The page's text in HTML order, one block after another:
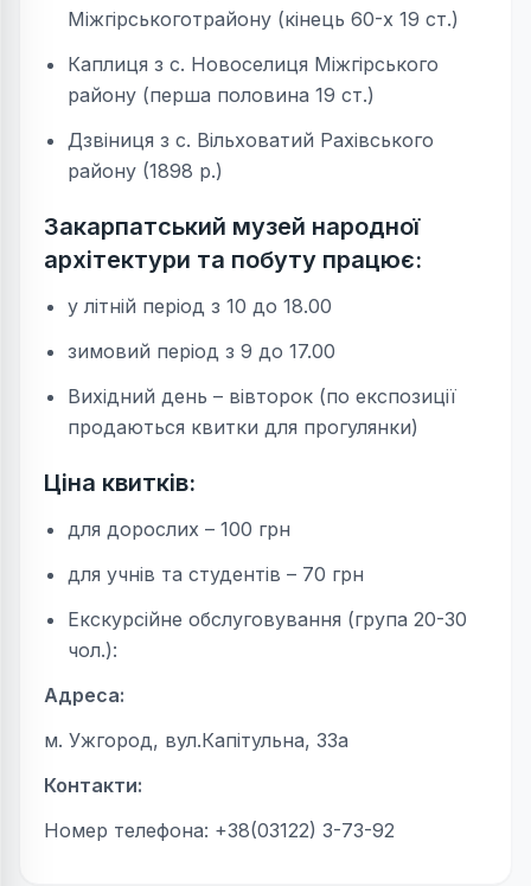
Міжгірськоготрайону (кінець 60-х 19 ст.)
Каплиця з с. Новоселиця Міжгірського
району (перша половина 19 ст.)
Дзвіниця з с. Вільховатий Рахівського
району (1898 р.)
Закарпатський музей народної
архітектури та побуту працює:
у літній період з 10 до 18.00
зимовий період з 9 до 17.00
Вихідний день – вівторок (по експозиції
продаються квитки для прогулянки)
Ціна квитків:
для дорослих – 100 грн
для учнів та студентів – 70 грн
Екскурсійне обслуговування (група 20-30
чол.):
Адреса:
м. Ужгород, вул.Капітульна, 33а
Контакти:
Номер телефона: +38(03122) 3-73-92